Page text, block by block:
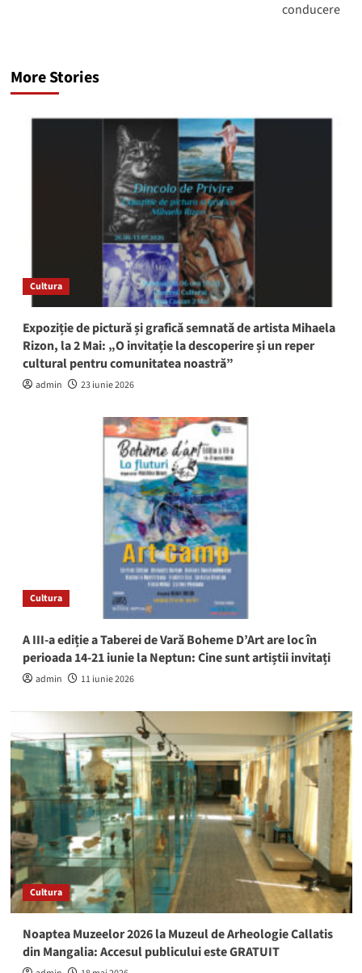
conducere
More Stories
Cultura
Expoziție de pictură și grafică semnată de artista Mihaela
Rizon, la 2 Mai: „O invitație la descoperire și un reper
cultural pentru comunitatea noastră”
admin 23 iunie 2026
Cultura
A III-a ediție a Taberei de Vară Boheme D’Art are loc în
perioada 14-21 iunie la Neptun: Cine sunt artiștii invitați
admin 11 iunie 2026
Cultura
Noaptea Muzeelor 2026 la Muzeul de Arheologie Callatis
din Mangalia: Accesul publicului este GRATUIT